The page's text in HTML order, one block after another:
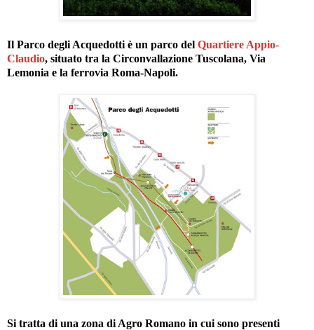
Il Parco degli Acquedotti è un parco del Quartiere Appio-
Claudio, situato tra la Circonvallazione Tuscolana, Via
Lemonia e la ferrovia Roma-Napoli.
Si tratta di una zona di Agro Romano in cui sono presenti